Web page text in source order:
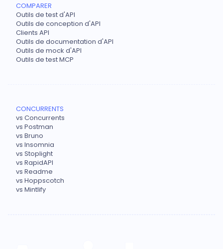
COMPARER
Outils de test d'API
Outils de conception d'API
Clients API
Outils de documentation d'API
Outils de mock d'API
Outils de test MCP
CONCURRENTS
vs Concurrents
vs Postman
vs Bruno
vs Insomnia
vs Stoplight
vs RapidAPI
vs Readme
vs Hoppscotch
vs Mintlify